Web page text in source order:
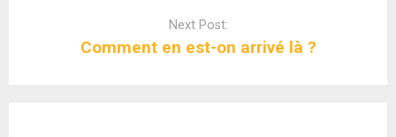
Next Post:
Comment en est-on arrivé là ?